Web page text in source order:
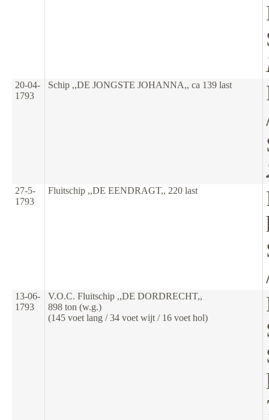
20-04-
1793
Schip ,,DE JONGSTE JOHANNA,, ca 139 last
27-5-
1793
Fluitschip ,,DE EENDRAGT,, 220 last
13-06-
1793
V.O.C. Fluitschip ,,DE DORDRECHT,,
898 ton (w.g.)
(145 voet lang / 34 voet wijt / 16 voet hol)